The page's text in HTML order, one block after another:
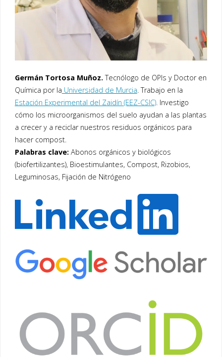
Germán Tortosa Muñoz.Tecnólogo de OPIs y Doctor en
Química por la Universidad de Murcia. Trabajo en la
Estación Experimental del Zaidín (EEZ-CSIC). Investigo
cómo los microorganismos del suelo ayudan a las plantas
a crecer y a reciclar nuestros residuos orgánicos para
hacer compost.
Palabras clave:Abonos orgánicos y biológicos
(biofertilizantes), Bioestimulantes, Compost, Rizobios,
Leguminosas, Fijación de Nitrógeno